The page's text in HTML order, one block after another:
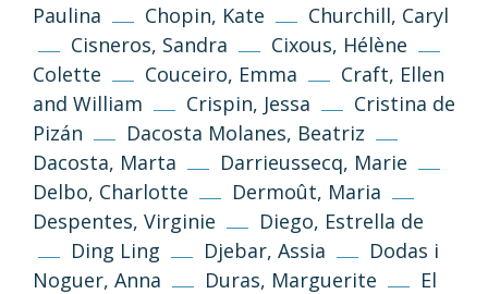
Paulina
Chopin, Kate
Churchill, Caryl
Cisneros, Sandra
Cixous, Hélène
Colette
Couceiro, Emma
Craft, Ellen
and William
Crispin, Jessa
Cristina de
Pizán
Dacosta Molanes, Beatriz
Dacosta, Marta
Darrieussecq, Marie
Delbo, Charlotte
Dermoût, Maria
Despentes, Virginie
Diego, Estrella de
Ding Ling
Djebar, Assia
Dodas i
Noguer, Anna
Duras, Marguerite
El